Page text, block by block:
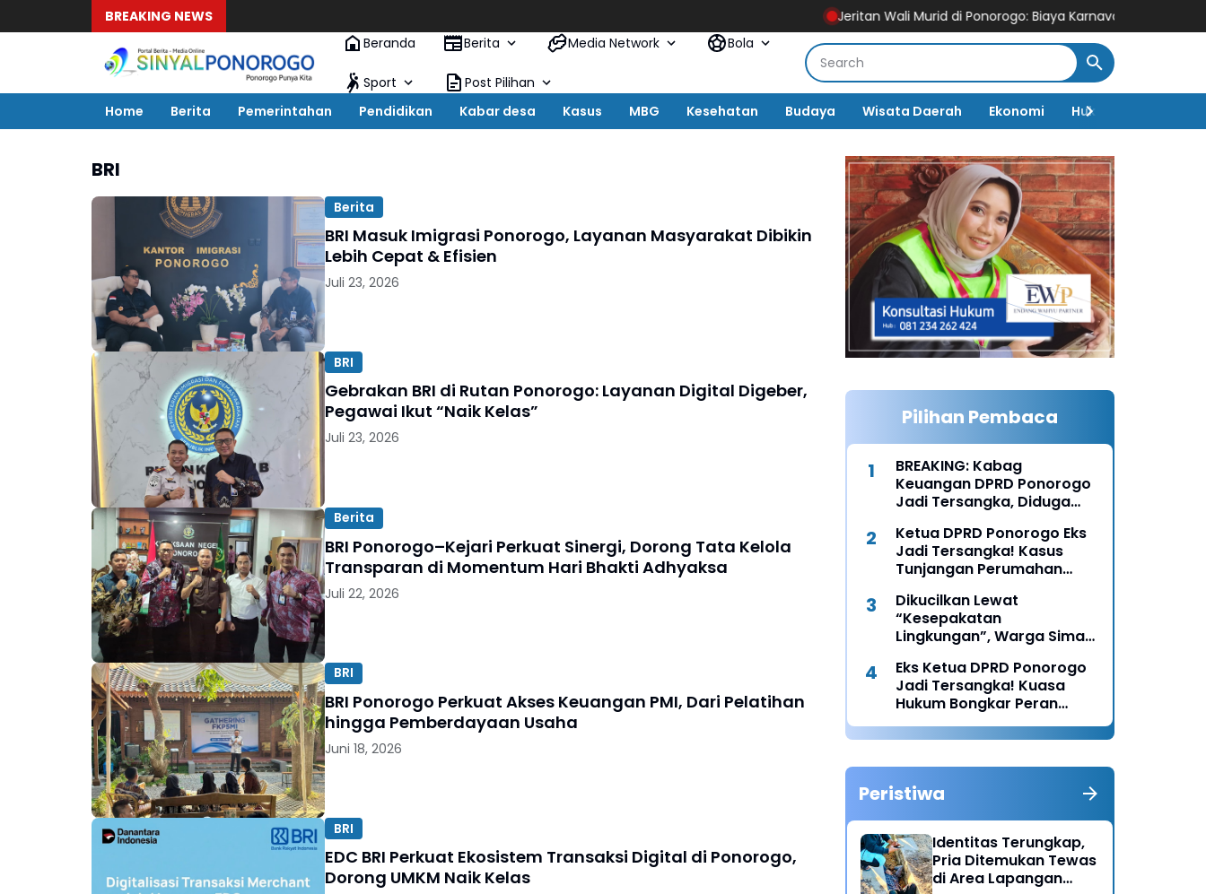
BREAKING NEWS
Jeritan Wali Murid di Ponorogo: Biaya Karnaval HUT RI Tembus Rp250
Beranda
Berita Media Network Bola
Sport
Post Pilihan
Home
Berita Pemerintahan Pendidikan Kabar desa Kasus MBG Kesehatan Budaya Wisata Daerah Ekonomi Hukum & Kriminal
BRI
Berita
BRI Masuk Imigrasi Ponorogo, Layanan Masyarakat Dibikin
Lebih Cepat & Efisien
Juli 23, 2026
BRI
Gebrakan BRI di Rutan Ponorogo: Layanan Digital Digeber,
Pegawai Ikut “Naik Kelas”
Juli 23, 2026
Berita
BRI Ponorogo–Kejari Perkuat Sinergi, Dorong Tata Kelola
Transparan di Momentum Hari Bhakti Adhyaksa
Juli 22, 2026
BRI
BRI Ponorogo Perkuat Akses Keuangan PMI, Dari Pelatihan
hingga Pemberdayaan Usaha
Juni 18, 2026
BRI
EDC BRI Perkuat Ekosistem Transaksi Digital di Ponorogo,
Dorong UMKM Naik Kelas
Pilihan Pembaca
BREAKING: Kabag
Keuangan DPRD Ponorogo
Jadi Tersangka, Diduga
Ketua DPRD Ponorogo Eks
Jadi Tersangka! Kasus
Tunjangan Perumahan
Dikucilkan Lewat
“Kesepakatan
Lingkungan”, Warga Siman
Upaya Pembunuhan
Karakter
Eks Ketua DPRD Ponorogo
Jadi Tersangka! Kuasa
Hukum Bongkar Peran
Perbup & Appraisal: “Kami
Uji Prosesnya”
Peristiwa
Identitas Terungkap,
Pria Ditemukan Tewas
di Area Lapangan